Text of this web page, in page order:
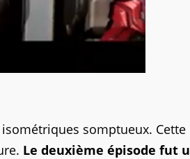
somptueux. Cette
Le deuxième épisode fut